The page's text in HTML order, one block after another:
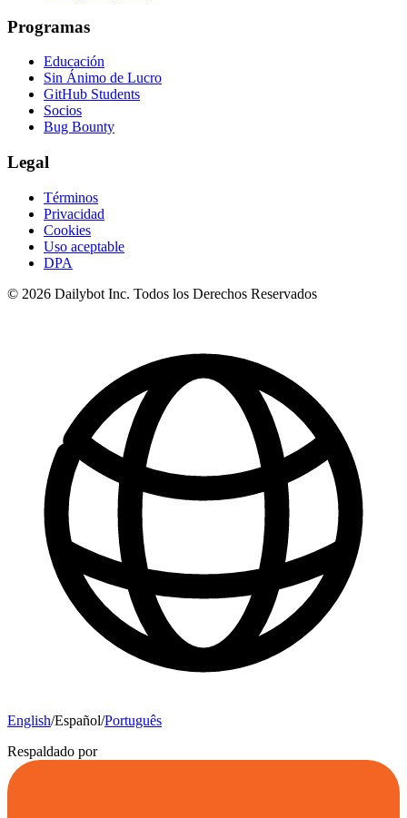
Programas
Educación
Sin Ánimo de Lucro
GitHub Students
Socios
Bug Bounty
Legal
Términos
Privacidad
Cookies
Uso aceptable
DPA
© 2026 Dailybot Inc. Todos los Derechos Reservados
English/Español/Português
Respaldado por